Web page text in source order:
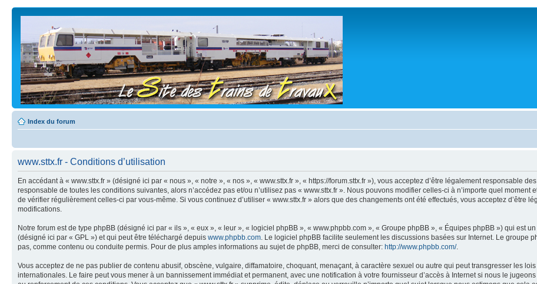
Index du forum
www.sttx.fr - Conditions d’utilisation
En accédant à « www.sttx.fr » (désigné ici par « nous », « notre », « nos », « www.sttx.fr », « https://forum.sttx.fr »), vous acceptez d’être légalement responsable
responsable de toutes les conditions suivantes, alors n’accédez pas et/ou n’utilisez pas « www.sttx.fr ». Nous pouvons modifier celles-ci à n’importe quel
de vérifier régulièrement celles-ci par vous-même. Si vous continuez d’utiliser « www.sttx.fr » alors que des changements ont été effectués, vous acceptez d’être
modifications.
Notre forum est de type phpBB (désigné ici par « ils », « eux », « leur », « logiciel phpBB », « www.phpbb.com », « Groupe phpBB », « Équipes phpBB ») qui est
(désigné ici par « GPL ») et qui peut être téléchargé depuis www.phpbb.com. Le logiciel phpBB facilite seulement les discussions basées sur Internet. Le groupe
pas, comme contenu ou conduite permis. Pour de plus amples informations au sujet de phpBB, merci de consulter: http://www.phpbb.com/.
Vous acceptez de ne pas publier de contenu abusif, obscène, vulgaire, diffamatoire, choquant, menaçant, à caractère sexuel ou autre qui peut transgresser les
internationales. Le faire peut vous mener à un bannissement immédiat et permanent, avec une notification à votre fournisseur d’accès à Internet si nous le